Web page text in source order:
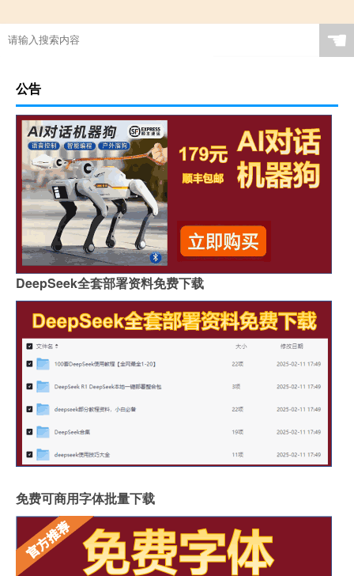
☚
公告
DeepSeek全套部署资料免费下载
免费可商用字体批量下载